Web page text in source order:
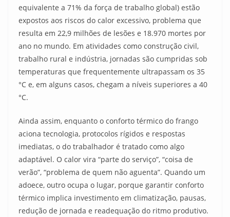
equivalente a 71% da força de trabalho global) estão
expostos aos riscos do calor excessivo, problema que
resulta em 22,9 milhões de lesões e 18.970 mortes por
ano no mundo. Em atividades como construção civil,
trabalho rural e indústria, jornadas são cumpridas sob
temperaturas que frequentemente ultrapassam os 35
°C e, em alguns casos, chegam a níveis superiores a 40
°C.
Ainda assim, enquanto o conforto térmico do frango
aciona tecnologia, protocolos rígidos e respostas
imediatas, o do trabalhador é tratado como algo
adaptável. O calor vira “parte do serviço”, “coisa de
verão”, “problema de quem não aguenta”. Quando um
adoece, outro ocupa o lugar, porque garantir conforto
térmico implica investimento em climatização, pausas,
redução de jornada e readequação do ritmo produtivo.